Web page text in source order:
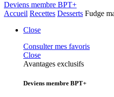
Deviens membre BPT+
Accueil Recettes Desserts Fudge
Close
Consulter mes favoris
Close
Avantages exclusifs
Deviens membre BPT+